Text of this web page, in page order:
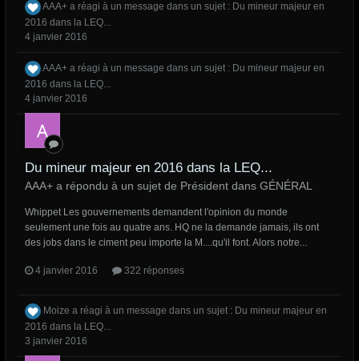
AAA+ a réagi à un message dans un sujet : Du mineur majeur en
2016 dans la LEQ...
4 janvier 2016
AAA+ a réagi à un message dans un sujet : Du mineur majeur en
2016 dans la LEQ...
4 janvier 2016
Du mineur majeur en 2016 dans la LEQ...
AAA+ a répondu à un sujet de Président dans GÉNÉRAL
Whippet Les gouvernements demandent l'opinion du monde
seulement une fois au quatre ans. HQ ne la demande jamais, ils ont
des jobs dans le ciment peu importe la M....qu'il font. Alors notre...
4 janvier 2016 322 réponses
Moize a réagi à un message dans un sujet : Du mineur majeur en
2016 dans la LEQ...
3 janvier 2016